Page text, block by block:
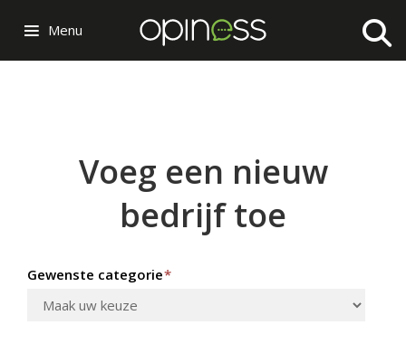
Menu
Voeg een nieuw
bedrijf toe
Gewenste categorie*